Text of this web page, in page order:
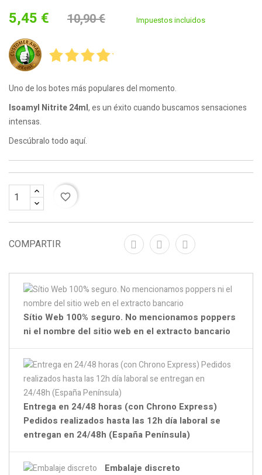
5,45 € 10,90 € Impuestos incluidos
Uno de los botes más populares del momento.
Isoamyl Nitrite 24ml, es un éxito cuando buscamos sensaciones
intensas.
Descúbralo todo aquí.
favorite_border
COMPARTIR
Sítio Web 100% seguro. No mencionamos poppers
ni el nombre del sitio web en el extracto bancario
Entrega en 24/48 horas (con Chrono Express)
Pedidos realizados hasta las 12h día laboral se
entregan en 24/48h (España Península)
Embalaje discreto